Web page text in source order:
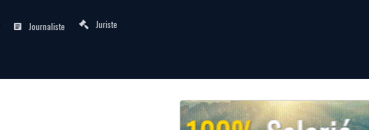
Journaliste Juriste